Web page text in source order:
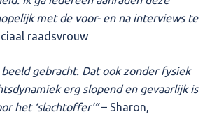
met de voor- en na interviews te
raadsvrouw
gebracht. Dat ook zonder fysiek
erg slopend en gevaarlijk is
het ‘slachtoffer'”– Sharon,